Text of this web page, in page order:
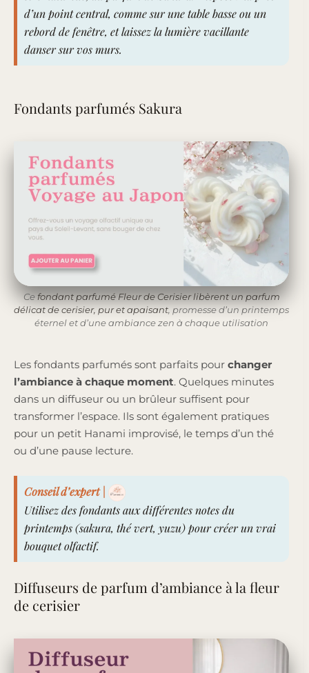
d’un point central, comme sur une table basse ou un
rebord de fenêtre, et laissez la lumière vacillante
danser sur vos murs.
Fondants parfumés Sakura
Cefondant parfumé Fleur de Cerisier libèrent un parfum
délicat de cerisier, pur et apaisant , promesse d’un printemps
éternel et d’une ambiance zen à chaque utilisation
Les fondants parfumés sont parfaits pour changer
l’ambiance à chaque moment. Quelques minutes
dans un diffuseur ou un brûleur suffisent pour
transformer l’espace. Ils sont également pratiques
pour un petit Hanami improvisé, le temps d’un thé
ou d’une pause lecture.
Conseil d’expert|
Utilisez des fondants aux différentes notes du
printemps (sakura, thé vert, yuzu) pour créer un vrai
bouquet olfactif.
Diffuseurs de parfum d’ambiance à la fleur
de cerisier